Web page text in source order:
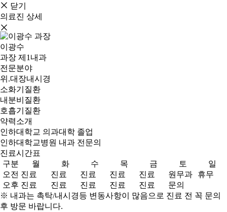
닫기
의료진 상세
이광수
과장 제1내과
전문분야
위.대장내시경
소화기질환
내분비질환
호흡기질환
약력소개
인하대학교 의과대학 졸업
인하대학교병원 내과 전문의
진료시간표
구분
월 화 수 목 금 토
일
오전 진료 진료 진료 진료 진료
원무과
문의
휴무
오후 진료 진료 진료 진료
진료
※ 내과는 촉탁/내시경등 변동사항이 많음으로 진료 전 꼭 문의
후 방문 바랍니다.